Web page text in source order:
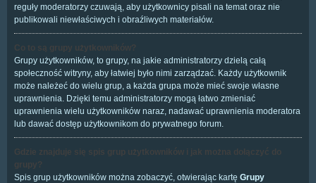
reguły moderatorzy czuwają, aby użytkownicy pisali na temat oraz nie
publikowali niewłaściwych i obraźliwych materiałów.
Co to są grupy użytkowników?
Grupy użytkowników, to grupy, na jakie administratorzy dzielą całą
społeczność witryny, aby łatwiej było nimi zarządzać. Każdy użytkownik
może należeć do wielu grup, a każda grupa może mieć swoje własne
uprawnienia. Dzięki temu administratorzy mogą łatwo zmieniać
uprawnienia wielu użytkowników naraz, nadawać uprawnienia moderatora
lub dawać dostęp użytkownikom do prywatnego forum.
Gdzie znajduje się spis grup użytkowników i jak można dołączyć do
grupy?
Spis grup użytkowników można zobaczyć, otwierając kartę Grupy